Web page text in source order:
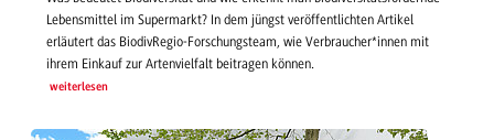
Lebensmittel im Supermarkt? In dem jüngst veröffentlichten Artikel
erläutert das BiodivRegio-Forschungsteam, wie Verbraucher*innen mit
ihrem Einkauf zur Artenvielfalt beitragen können.
weiterlesen